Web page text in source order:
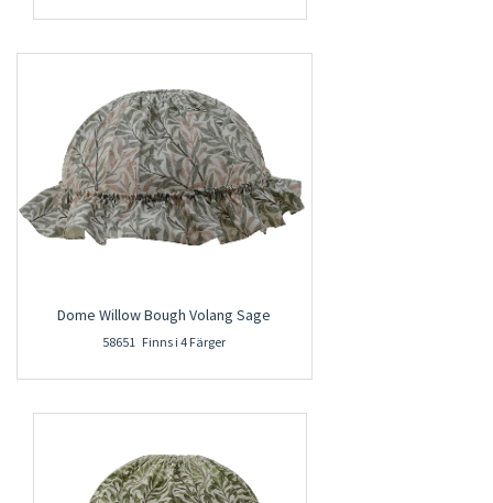
Dome Willow Bough Volang Sage
58651 Finns i 4 Färger